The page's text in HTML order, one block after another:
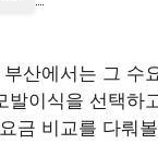
산에서는 그 수
이식을 선택하
금 비교를 다뤄